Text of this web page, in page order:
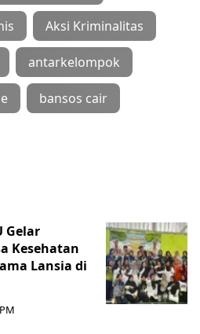
Aksi Kriminalitas
antarkelompok
bansos cair
Gelar
Kesehatan
Lansia di